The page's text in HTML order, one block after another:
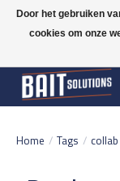
Gratis verzending vanaf
verzonden | België vanaf
Home / Tags / collab
Door het gebruiken
cookies om onze